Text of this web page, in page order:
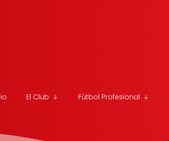
El Club Fútbol Profesional